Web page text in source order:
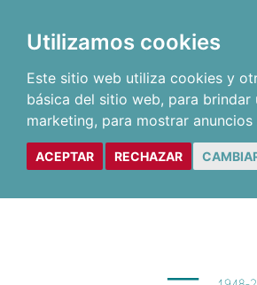
Utilizamos cookies
Este sitio web utiliza cookies y
básica del sitio web, para brindar
marketing, para mostrar
ACEPTAR RECHAZAR